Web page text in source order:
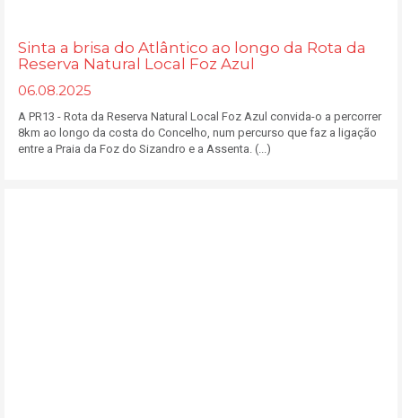
Sinta a brisa do Atlântico ao longo da Rota da
Reserva Natural Local Foz Azul
06.08.2025
A PR13 - Rota da Reserva Natural Local Foz Azul convida-o a percorrer
8km ao longo da costa do Concelho, num percurso que faz a ligação
entre a Praia da Foz do Sizandro e a Assenta. (...)